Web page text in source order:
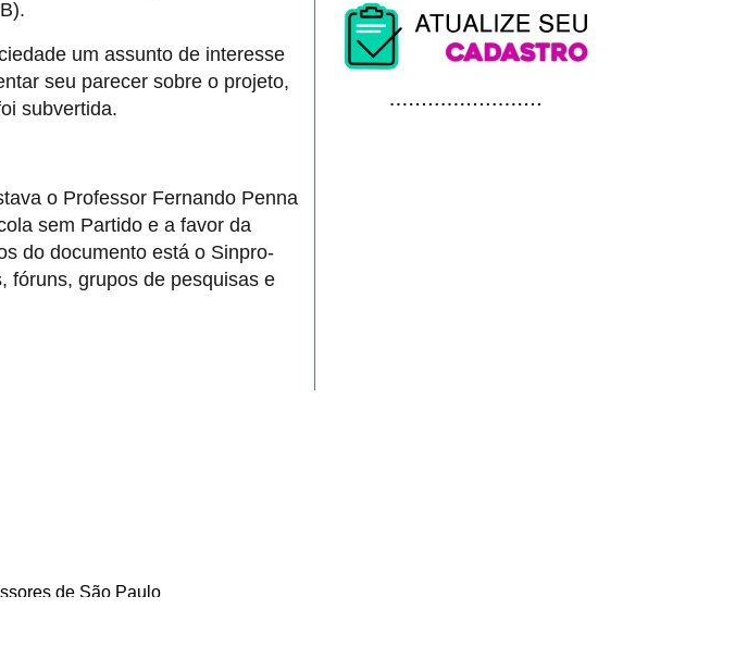
um assunto de interesse
seu parecer sobre o projeto,
subvertida.
o Professor Fernando Penna
sem Partido e a favor da
do documento está o Sinpro-
fóruns, grupos de pesquisas e
de São Paulo